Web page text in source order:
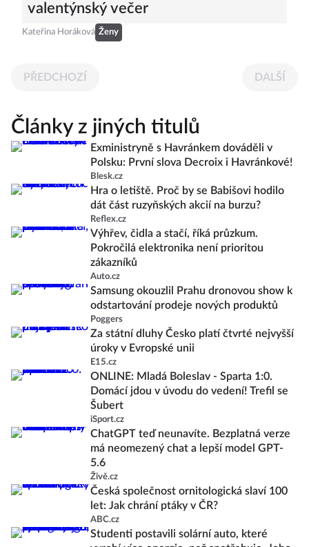
valentýnský večer
Kateřina Horáková Ženy
PŘEDCHOZÍ DALŠÍ
Články z jiných titulů
Exministryně s Havránkem dováděli v
Polsku: První slova Decroix i Havránkové!
Blesk.cz
Hra o letiště. Proč by se Babišovi hodilo
dát část ruzyňských akcií na burzu?
Reflex.cz
Výhřev, čidla a stačí, říká průzkum.
Pokročilá elektronika není prioritou
zákazníků
Auto.cz
Samsung okouzlil Prahu dronovou show k
odstartování prodeje nových produktů
Poggers
Za státní dluhy Česko platí čtvrté nejvyšší
úroky v Evropské unii
E15.cz
ONLINE: Mladá Boleslav - Sparta 1:0.
Domácí jdou v úvodu do vedení! Trefil se
Šubert
iSport.cz
ChatGPT teď neunavíte. Bezplatná verze
má neomezený chat a lepší model GPT-
5.6
Živě.cz
Česká společnost ornitologická slaví 100
let: Jak chrání ptáky v ČR?
ABC.cz
Studenti postavili solární auto, které